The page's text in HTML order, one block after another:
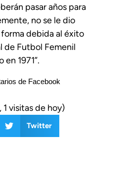
pasar años para
no se le dio
debida al éxito
de Futbol Femenil
1971”.
de Facebook
visitas de hoy)
Twitter